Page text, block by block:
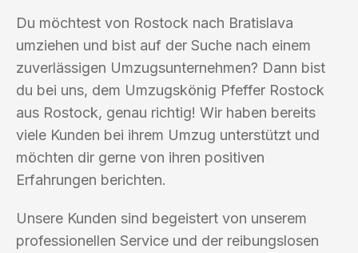
Du möchtest von Rostock nach Bratislava
umziehen und bist auf der Suche nach einem
zuverlässigen Umzugsunternehmen? Dann bist
du bei uns, dem Umzugskönig Pfeffer Rostock
aus Rostock, genau richtig! Wir haben bereits
viele Kunden bei ihrem Umzug unterstützt und
möchten dir gerne von ihren positiven
Erfahrungen berichten.
Unsere Kunden sind begeistert von unserem
professionellen Service und der reibungslosen